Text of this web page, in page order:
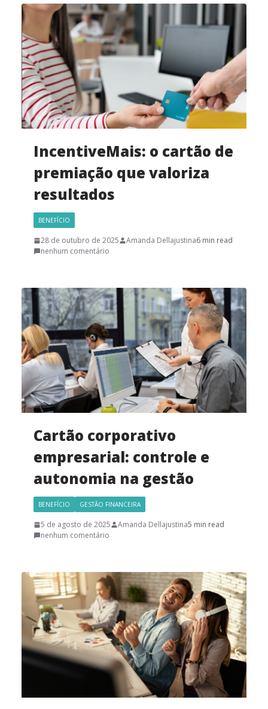
IncentiveMais: o cartão de
premiação que valoriza
resultados
BENEFÍCIO
28 de outubro de 2025 Amanda Dellajustina6 min read
nenhum comentário
Cartão corporativo
empresarial: controle e
autonomia na gestão
BENEFÍCIO GESTÃO FINANCEIRA
5 de agosto de 2025 Amanda Dellajustina5 min read
nenhum comentário